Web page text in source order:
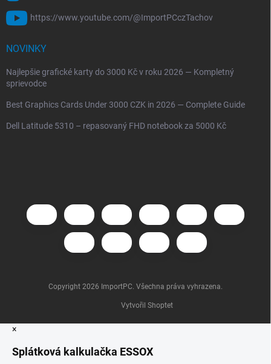
https://www.youtube.com/@ImportPCczTachov
NOVINKY
Najlepšie grafické karty do 3000 Kč v roku 2026 — Kompletný
sprievodce
Best Graphics Cards Under 3000 CZK in 2026 — Complete Guide
Dell Latitude 5310 – repasovaný FHD notebook za 5000 Kč
Vytvořil Shoptet
Copyright 2026 ImportPC. Všechna práva vyhrazena.
×
Splátková kalkulačka ESSOX